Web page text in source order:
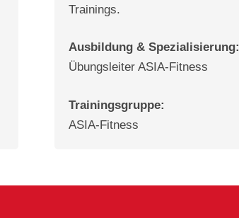
Trainings.
Ausbildung & Spezialisierung:
Übungsleiter ASIA-Fitness
Trainingsgruppe:
ASIA-Fitness